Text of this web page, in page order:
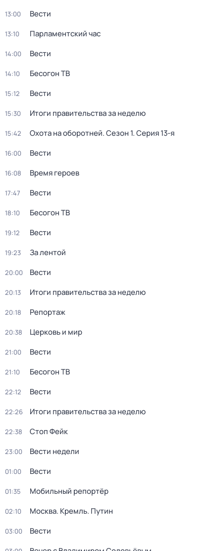
13:00 Вести
13:10 Парламентский час
14:00 Вести
14:10 Бесогон ТВ
15:12 Вести
15:30 Итоги правительства за неделю
15:42 Охота на оборотней. Сезон 1. Серия 13-я
16:00 Вести
16:08 Время героев
17:47 Вести
18:10 Бесогон ТВ
19:12 Вести
19:23 За лентой
20:00 Вести
20:13 Итоги правительства за неделю
20:18 Репортаж
20:38 Церковь и мир
21:00 Вести
21:10 Бесогон ТВ
22:12 Вести
22:26 Итоги правительства за неделю
22:38 Стоп Фейк
23:00 Вести недели
01:00 Вести
01:35 Мобильный репортёр
02:10 Москва. Кремль. Путин
03:00 Вести